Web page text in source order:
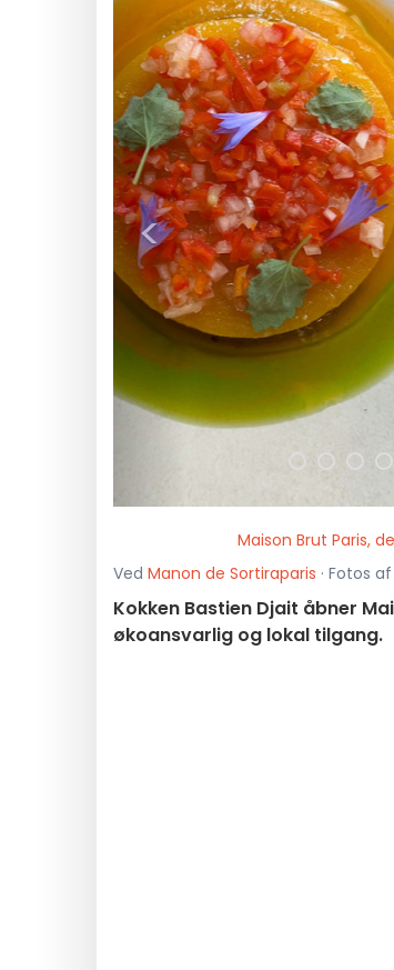
<
Maison Brut Paris,
Ved Manon de Sortiraparis · Fotos
Kokken Bastien Djait åbner
økoansvarlig og lokal tilgang.